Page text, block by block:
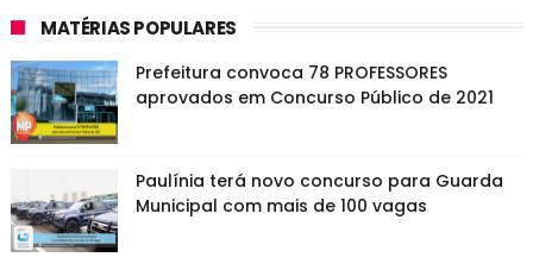
MATÉRIAS POPULARES
Prefeitura convoca 78 PROFESSORES
aprovados em Concurso Público de 2021
Paulínia terá novo concurso para Guarda
Municipal com mais de 100 vagas